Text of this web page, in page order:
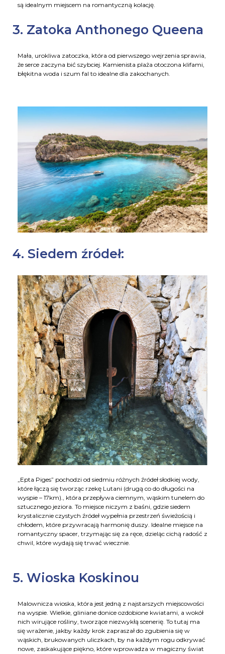
są idealnym miejscem na romantyczną kolację.
3. Zatoka Anthonego Queena
Mała, urokliwa zatoczka, która od pierwszego wejrzenia sprawia,
że serce zaczyna bić szybciej. Kamienista plaża otoczona klifami,
błękitna woda i szum fal to idealne dla zakochanych.
4. Siedem źródeł:
„Epta Piges” pochodzi od siedmiu różnych źródeł słodkiej wody,
które łączą się tworząc rzekę Lutani (drugą co do długości na
wyspie – 17km)., która przepływa ciemnym, wąskim tunelem do
sztucznego jeziora. To miejsce niczym z baśni, gdzie siedem
krystalicznie czystych źródeł wypełnia przestrzeń świeżością i
chłodem, które przywracają harmonię duszy. Idealne miejsce na
romantyczny spacer, trzymając się za ręce, dzieląc cichą radość z
chwil, które wydają się trwać wiecznie.
5. Wioska Koskinou
Malownicza wioska, która jest jedną z najstarszych miejscowości
na wyspie. Wielkie, gliniane donice ozdobione kwiatami, a wokół
nich wirujące rośliny, tworzące niezwykłą scenerię. To tutaj ma
się wrażenie, jakby każdy krok zapraszał do zgubienia się w
wąskich, brukowanych uliczkach, by na każdym rogu odkrywać
nowe, zaskakujące piękno, które wprowadza w magiczny świat